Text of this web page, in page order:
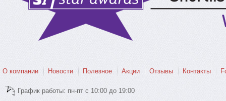
О компании Новости Полезное Акции Отзывы Контакты
График работы: пн-пт с 10:00 до 19:00